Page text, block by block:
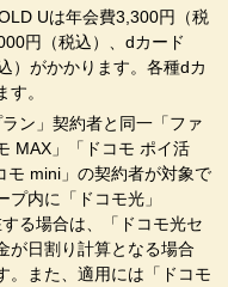
Uは年会費3,300円（税
円（税込）、dカード
）がかかります。各種dカ
。
ン」契約者と同一「ファ
MAX」「ドコモ ポイ活
モ mini」の契約者が対象で
内に「ドコモ光」
る場合は、「ドコモ光セ
が日割り計算となる場合
。また、適用には「ドコモ